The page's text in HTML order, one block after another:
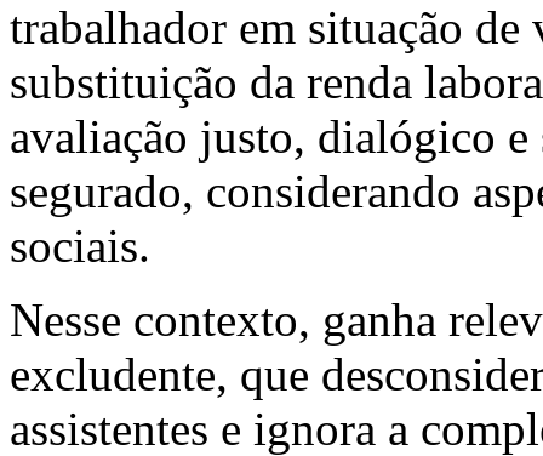
trabalhador em situação
substituição da renda
avaliação justo, dialógico e
segurado, considerando
sociais.
Nesse contexto, ganha
excludente, que
assistentes e ignora a